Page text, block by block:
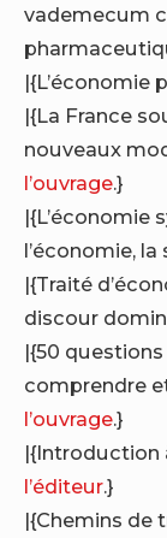
vademecum
|{L’économie
|{La France
nouveaux
l’ouvrage.}
|{L’économie
l’économie, la
|{Traité
discour
|{50
comprendre
l’ouvrage.}
|{Introduction
l’éditeur.}
|{Chemins de